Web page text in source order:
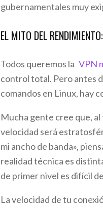
gubernamentales muy
EL MITO DEL
Todos queremos la VPN
control total. Pero antes
comandos en Linux, hay
Mucha gente cree que,
velocidad será
mi ancho de banda»,
realidad técnica es
de primer nivel es difícil
La velocidad de tu